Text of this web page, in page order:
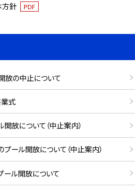
針 PDF
放の中止について
式
放について（中止案内）
プール開放について（中止案内）
ール開放について